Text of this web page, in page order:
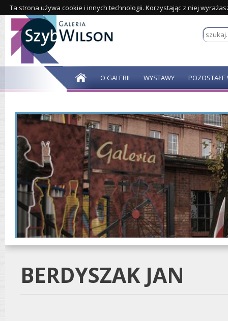
Ta strona używa cookie i innych technologii. Korzystając z niej
O GALERII WYSTAWY POZOSTAŁE
BERDYSZAK JAN